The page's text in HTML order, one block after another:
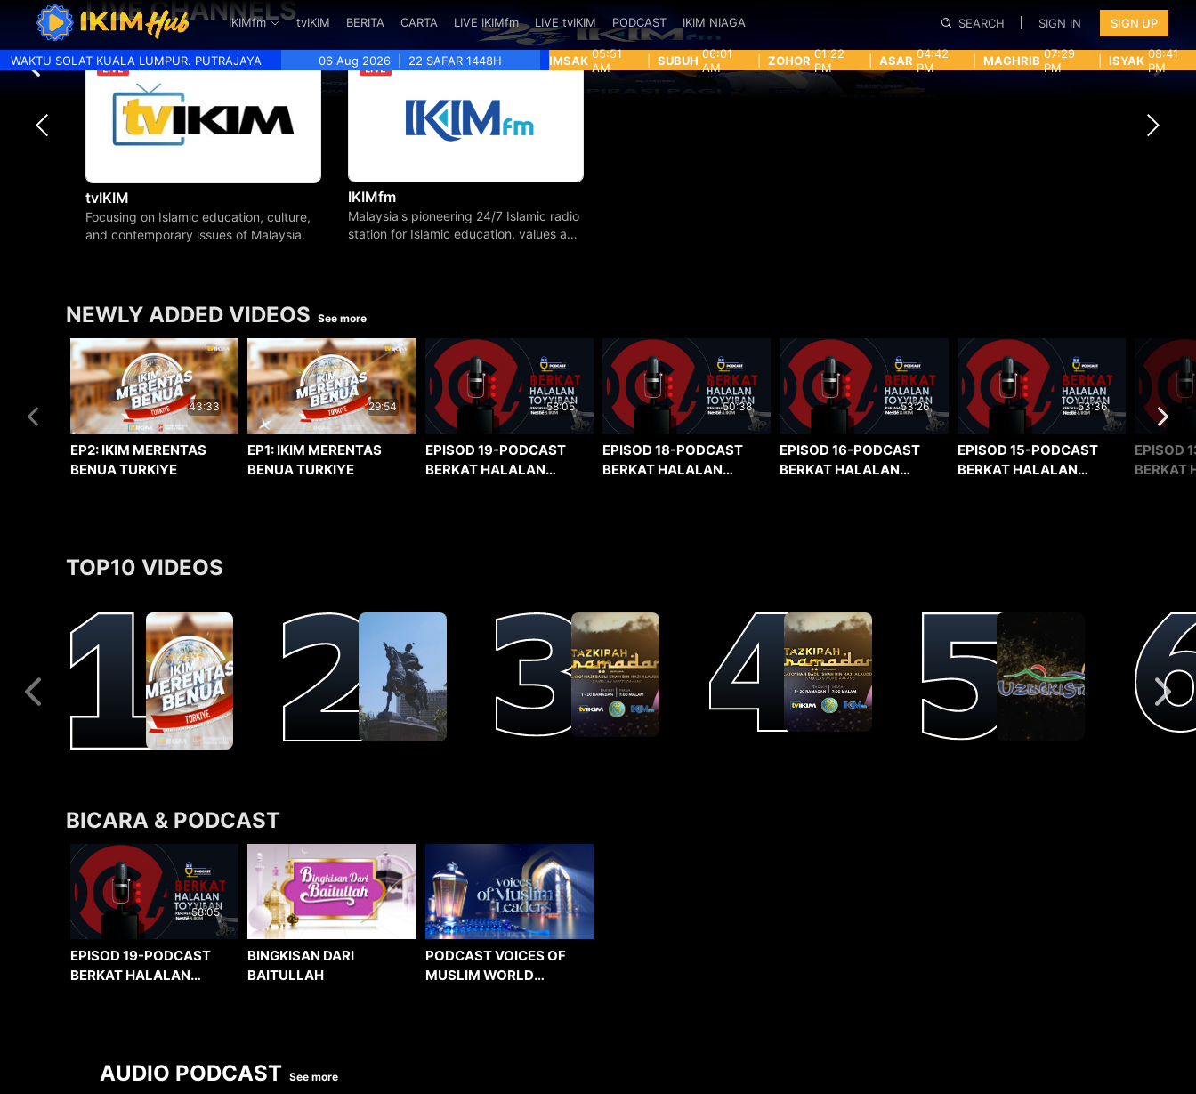
IKIMfm tvIKIM BERITA CARTA LIVE IKIMfm LIVE tvIKIM PODCAST IKIM NIAGA SEARCH SIGN IN SIGN UP
WAKTU SOLAT KUALA LUMPUR. PUTRAJAYA 06 Aug 2026 22 SAFAR 1448H IMSAK 05:51
AM
SUBUH 06:01
AM
ZOHOR 01:22
PM
ASAR 04:42
PM
MAGHRIB 07:29
PM
ISYAK 08:41
PM
LIVE CHANNELS
tvIKIM
Focusing on Islamic education, culture,
and contemporary issues of Malaysia.
IKIMfm
Malaysia's pioneering 24/7 Islamic radio
station for Islamic education, values and
NEWLY ADDED VIDEOS See more
43:33
EP2: IKIM MERENTAS
BENUA TURKIYE
29:54
EP1: IKIM MERENTAS
BENUA TURKIYE
58:05
EPISOD 19-PODCAST
BERKAT HALALAN
50:38
EPISOD 18-PODCAST
BERKAT HALALAN
53:26
EPISOD 16-PODCAST
BERKAT HALALAN
53:36
EPISOD 15-PODCAST
BERKAT HALALAN
EPISOD
BERKAT
TOP10 VIDEOS
BICARA & PODCAST
58:05
EPISOD 19-PODCAST
BERKAT HALALAN
BINGKISAN DARI
BAITULLAH
PODCAST VOICES OF
MUSLIM WORLD
AUDIO PODCAST See more